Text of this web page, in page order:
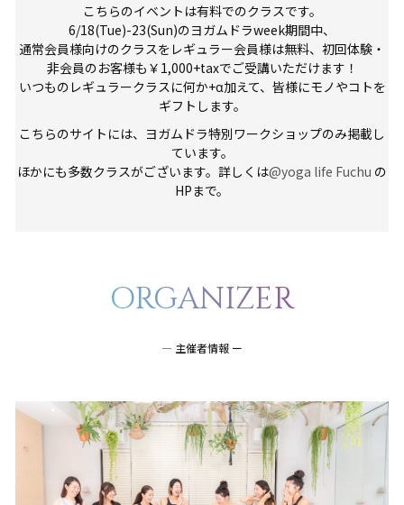
こちらのイベントは有料でのクラスです。
6/18(Tue)-23(Sun)のヨガムドラweek期間中、
通常会員様向けのクラスをレギュラー会員様は無料、初回体験・
非会員のお客様も￥1,000+taxでご受講いただけます！
いつものレギュラークラスに何か+α加えて、皆様にモノやコトを
ギフトします。
こちらのサイトには、ヨガムドラ特別ワークショップのみ掲載し
ています。
ほかにも多数クラスがございます。詳しくは@yoga life Fuchu の
HPまで。
ORGANIZER
― 主催者情報 ー